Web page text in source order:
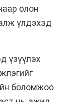
олон
үлдэхэд
үзүүлэх
боломжоо